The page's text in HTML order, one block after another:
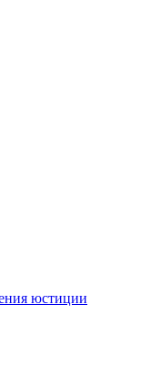
юстиции